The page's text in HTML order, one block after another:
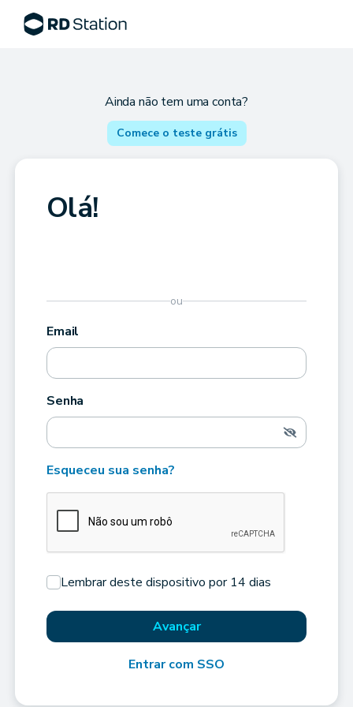
Ainda não tem uma conta?
Comece o teste grátis
Olá!
ou
Email
Senha
Esqueceu sua senha?
Lembrar deste dispositivo por 14 dias
Avançar
Entrar com SSO